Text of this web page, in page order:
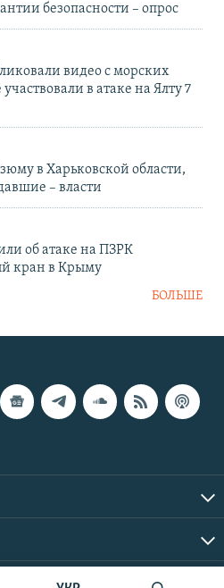
безопасности – опрос
видео с морских
в атаке на Ялту 7
в Харьковской области,
– власти
об атаке на ПЗРК
кран в Крыму
БОЛЬШЕ